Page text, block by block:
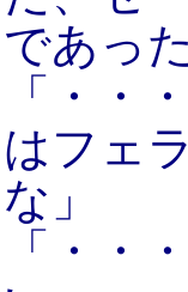
であっ
「・・
はフェ
な」
「・・